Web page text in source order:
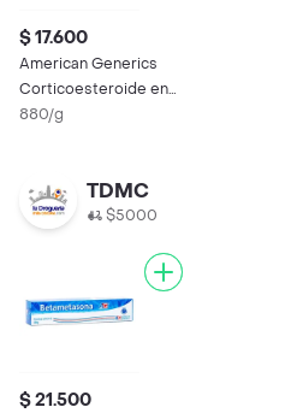
$ 17.600
American Generics
Corticoesteroide en
Crema Tópica
880/g
TDMC
$5000
$ 21.500